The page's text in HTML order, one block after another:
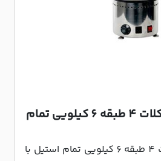
دستگاه آبشار شکلات 4 طبقه 6 کیلویی تمام
دستگاه آبشار شکلات 4 طبقه 6 کیلویی تمام استیل با